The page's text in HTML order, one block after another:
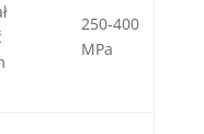
250-400
MPa